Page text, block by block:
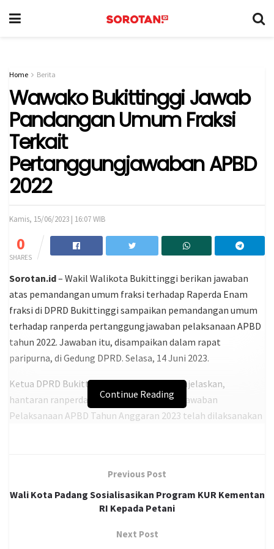
Home Berita
Wawako Bukittinggi Jawab
Pandangan Umum Fraksi
Terkait
Pertanggungjawaban APBD
2022
Kamis, 15/06/2023 | 16:07 WIB
0
SHARES
Sorotan.id– Wakil Walikota Bukittinggi berikan jawaban
atas pemandangan umum fraksi terhadap Raperda Enam
fraksi di DPRD Bukittinggi sampaikan pemandangan umum
terhadap ranperda pertanggungjawaban pelaksanaan APBD
tahun 2022. Jawaban itu, disampaikan dalam rapat
paripurna, di Gedung DPRD. Selasa, 14 Juni 2023.
Ketua DPRD Bukittinggi, Beny Yusrial, menjelaskan,
hantaran ranperda tentang pertanggungjawaban
Pelaksanaan APBD Tahun Anggaran 2023 telah dilaksanakan
tersebut melalui rapat kerja antara DPRD dan Pemerintah
Kota Bukittinggi.”Ujarnya.
pemandangan umum enam fraksi di DPRD Bukittinggi.
Continue Reading
Previous Post
Wali Kota Padang Sosialisasikan Program KUR Kementan
RI Kepada Petani
Next Post